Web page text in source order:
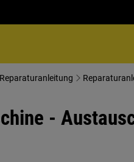
Reparaturanleitung
-